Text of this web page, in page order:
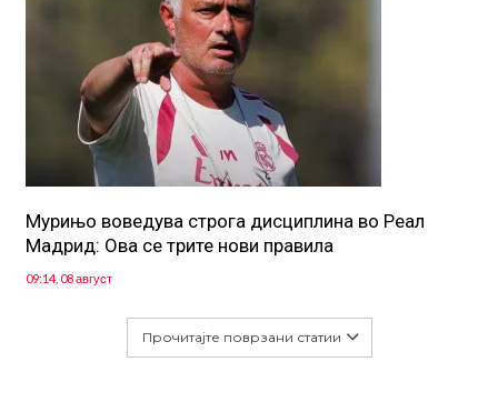
Мурињо воведува строга дисциплина во Реал
Мадрид: Ова се трите нови правила
09:14, 08 август
Прочитајте поврзани статии